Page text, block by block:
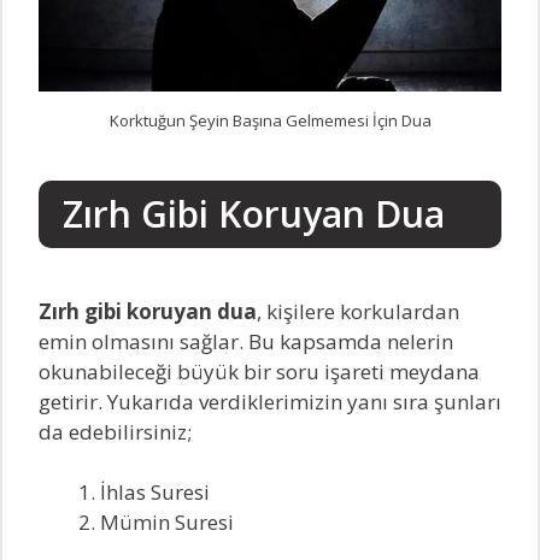
Korktuğun Şeyin Başına Gelmemesi İçin Dua
Zırh Gibi Koruyan Dua
Zırh gibi koruyan dua, kişilere korkulardan
emin olmasını sağlar. Bu kapsamda nelerin
okunabileceği büyük bir soru işareti meydana
getirir. Yukarıda verdiklerimizin yanı sıra şunları
da edebilirsiniz;
İhlas Suresi
Mümin Suresi